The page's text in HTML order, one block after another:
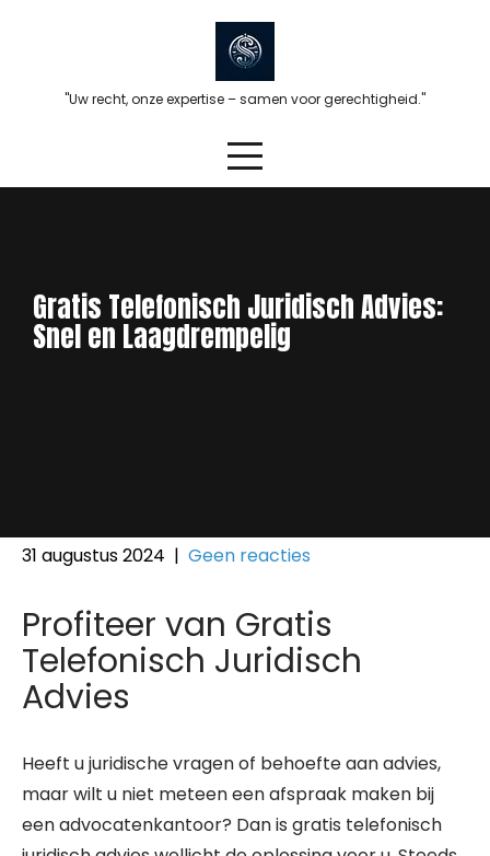
"Uw recht, onze expertise – samen voor gerechtigheid."
Gratis Telefonisch Juridisch Advies:
Snel en Laagdrempelig
31 augustus 2024 | Geen reacties
Profiteer van Gratis
Telefonisch Juridisch
Advies
Heeft u juridische vragen of behoefte aan advies,
maar wilt u niet meteen een afspraak maken bij
een advocatenkantoor? Dan is gratis telefonisch